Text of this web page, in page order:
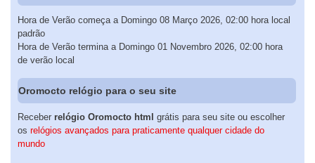
Hora de Verão começa a Domingo 08 Março 2026, 02:00 hora local
padrão
Hora de Verão termina a Domingo 01 Novembro 2026, 02:00 hora
de verão local
Oromocto relógio para o seu site
Receber relógio Oromocto html grátis para seu site ou escolher
os relógios avançados para praticamente qualquer cidade do
mundo